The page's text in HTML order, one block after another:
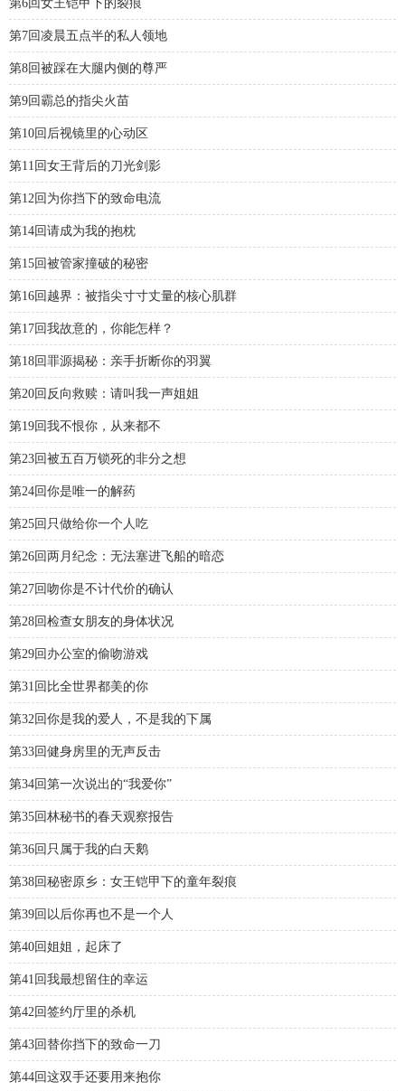
第6回女王铠甲下的裂痕
第7回凌晨五点半的私人领地
第8回被踩在大腿内侧的尊严
第9回霸总的指尖火苗
第10回后视镜里的心动区
第11回女王背后的刀光剑影
第12回为你挡下的致命电流
第14回请成为我的抱枕
第15回被管家撞破的秘密
第16回越界：被指尖寸寸丈量的核心肌群
第17回我故意的，你能怎样？
第18回罪源揭秘：亲手折断你的羽翼
第20回反向救赎：请叫我一声姐姐
第19回我不恨你，从来都不
第23回被五百万锁死的非分之想
第24回你是唯一的解药
第25回只做给你一个人吃
第26回两月纪念：无法塞进飞船的暗恋
第27回吻你是不计代价的确认
第28回检查女朋友的身体状况
第29回办公室的偷吻游戏
第31回比全世界都美的你
第32回你是我的爱人，不是我的下属
第33回健身房里的无声反击
第34回第一次说出的“我爱你”
第35回林秘书的春天观察报告
第36回只属于我的白天鹅
第38回秘密原乡：女王铠甲下的童年裂痕
第39回以后你再也不是一个人
第40回姐姐，起床了
第41回我最想留住的幸运
第42回签约厅里的杀机
第43回替你挡下的致命一刀
第44回这双手还要用来抱你